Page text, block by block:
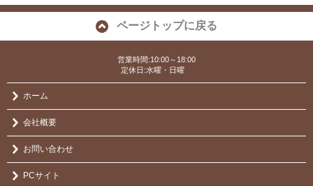
ページトップに戻る
営業時間:10:00～18:00
定休日:水曜・日曜
ホーム
会社概要
お問い合わせ
PCサイト